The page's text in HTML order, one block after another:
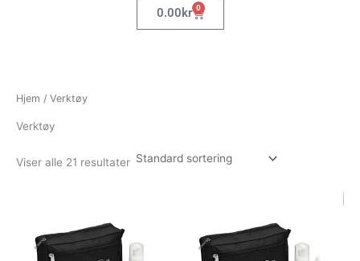
0.00kr 0
Handlekurv
Hjem / Verktøy
Verktøy
Viser alle 21 resultater